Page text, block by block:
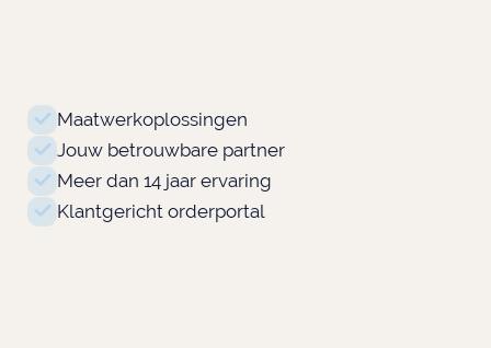
Maatwerkoplossingen
Jouw betrouwbare partner
Meer dan 14 jaar ervaring
Klantgericht orderportal